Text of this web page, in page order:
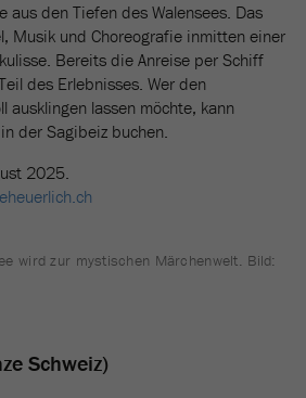
aus den Tiefen des Walensees. Das
Musik und Choreografie inmitten einer
Bereits die Anreise per Schiff
des Erlebnisses. Wer den
ausklingen lassen möchte, kann
der Sagibeiz buchen.
2025.
wird zur mystischen Märchenwelt. Bild:
Schweiz)